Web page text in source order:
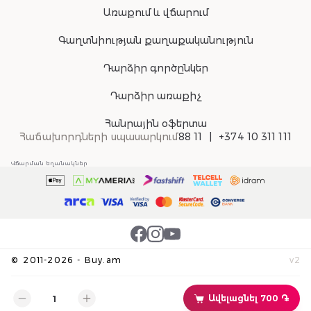
Ավելացնել 700 ֏
Առաքում և վճարում
Գաղտնիության քաղաքականություն
Դարձիր գործընկեր
Դարձիր առաքիչ
Հանրային օֆերտա
Հաճախորդների սպասարկում88 11 +374 10 311 111
© 2011-2026 - Buy.am v2
Վճարման եղանակներ